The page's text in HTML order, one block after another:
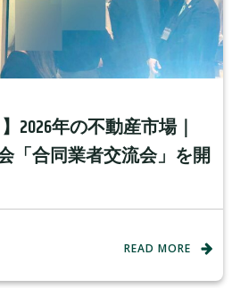
2026年の不動産市場｜
「合同業者交流会」を開
READ MORE